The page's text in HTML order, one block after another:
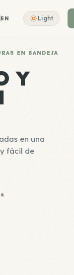
EN Light
EN BANDEJA
Y
en una
fácil de